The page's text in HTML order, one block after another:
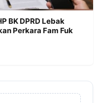
BK DPRD Lebak
Perkara Fam Fuk